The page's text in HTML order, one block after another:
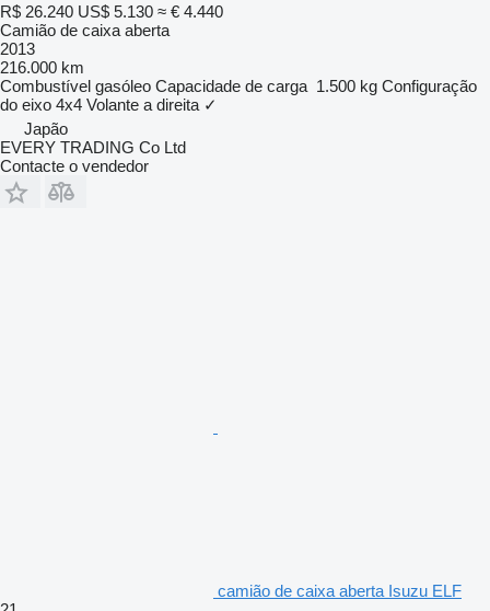
R$ 26.240 US$ 5.130 ≈ € 4.440
Camião de caixa aberta
2013
216.000 km
Combustível gasóleo Capacidade de carga 1.500 kg Configuração
do eixo 4x4 Volante a direita ✓
Japão
EVERY TRADING Co Ltd
Contacte o vendedor
camião de caixa aberta Isuzu ELF